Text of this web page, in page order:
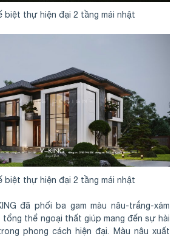
biệt thự hiện đại 2 tầng mái nhật
biệt thự hiện đại 2 tầng mái nhật
đã phối ba gam màu nâu-trắng-xám
tổng thể ngoại thất giúp mang đến sự hài
phong cách hiện đại. Màu nâu xuất